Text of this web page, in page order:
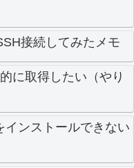
接続してみたメモ
に取得したい（やり
インストールできない